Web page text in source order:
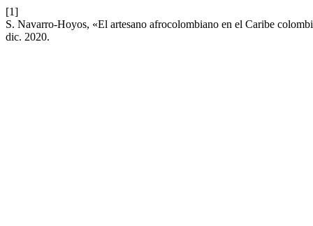
[1]
S. Navarro-Hoyos, «El artesano afrocolombiano en el Caribe
dic. 2020.